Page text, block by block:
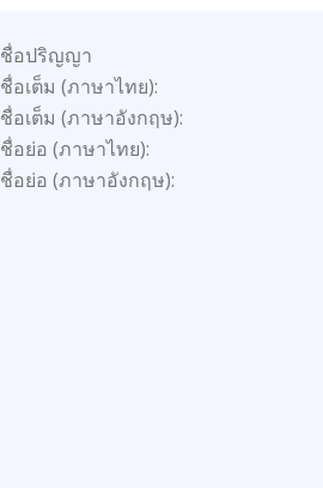
ชื่อปริญญา
ชื่อเต็ม (ภาษาไทย):
ชื่อเต็ม (ภาษาอังกฤษ):
ชื่อย่อ (ภาษาไทย):
ชื่อย่อ (ภาษาอังกฤษ):